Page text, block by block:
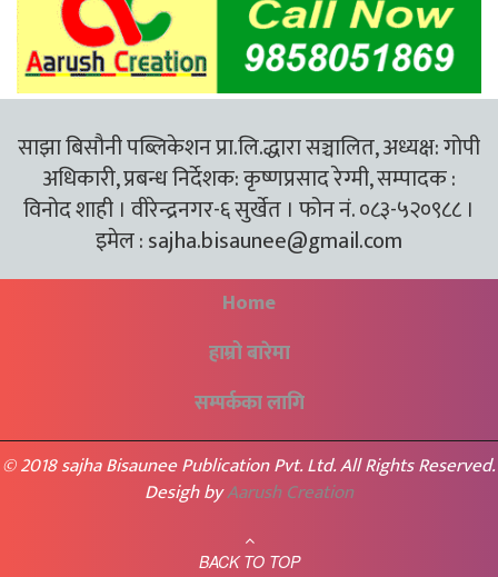
साझा बिसौनी पब्लिकेशन प्रा.लि.द्धारा सञ्चालित, अध्यक्ष: गोपी
अधिकारी, प्रबन्ध निर्देशक: कृष्णप्रसाद रेग्मी, सम्पादक :
विनोद शाही । वीरेन्द्रनगर-६ सुर्खेत । फोन नं. ०८३-५२०९८८ ।
इमेल :sajha.bisaunee@gmail.com
Home
हाम्रो बारेमा
सम्पर्कका लागि
© 2018 sajha Bisaunee Publication Pvt. Ltd. All Rights Reserved.
Desigh byAarush Creation
BACK TO TOP